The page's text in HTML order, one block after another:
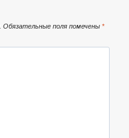
Обязательные поля помечены *